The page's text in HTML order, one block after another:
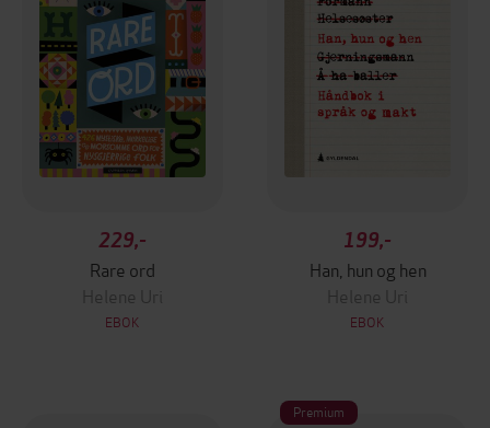
229,-
Rare ord
Helene Uri
EBOK
199,-
Han, hun og hen
Helene Uri
EBOK
Premium